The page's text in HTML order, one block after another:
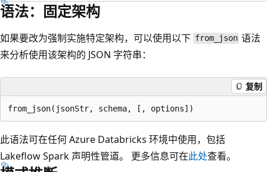
语法：固定架构
如果要改为强制实施特定架构，可以使用以下 from_json 语法
来分析使用该架构的 JSON 字符串：
复制
此语法可在任何 Azure Databricks 环境中使用，包括
Lakeflow Spark 声明性管道。 更多信息可在此处查看。